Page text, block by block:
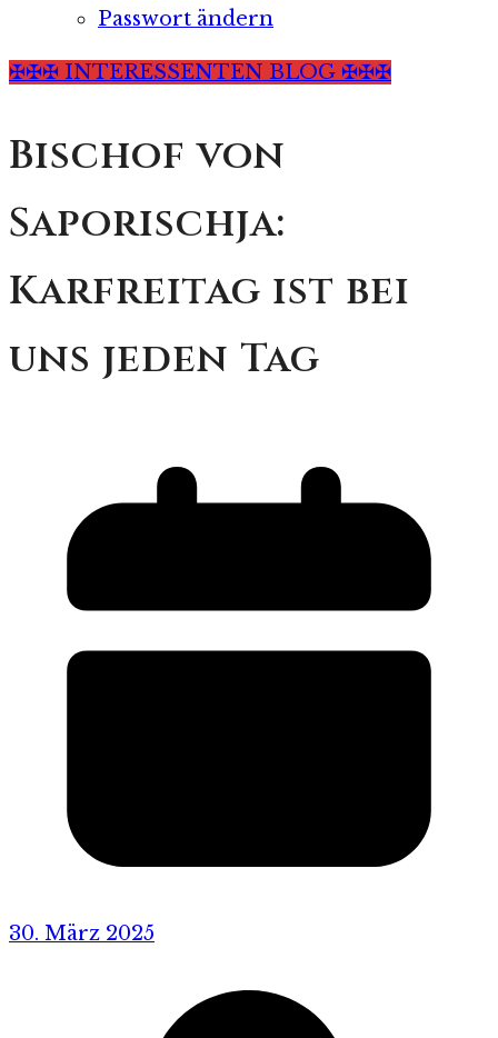
Passwort ändern
✠✠✠ INTERESSENTEN BLOG ✠✠✠
Bischof von
Saporischja:
Karfreitag ist bei
uns jeden Tag
30. März 2025